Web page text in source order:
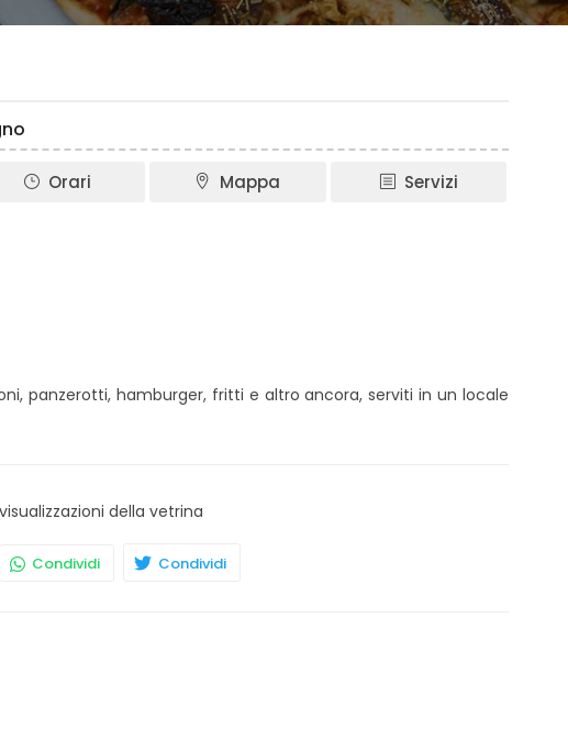
Orari Mappa Servizi
panzerotti, hamburger, fritti e altro ancora, serviti in un locale
visualizzazioni della vetrina
Condividi Condividi